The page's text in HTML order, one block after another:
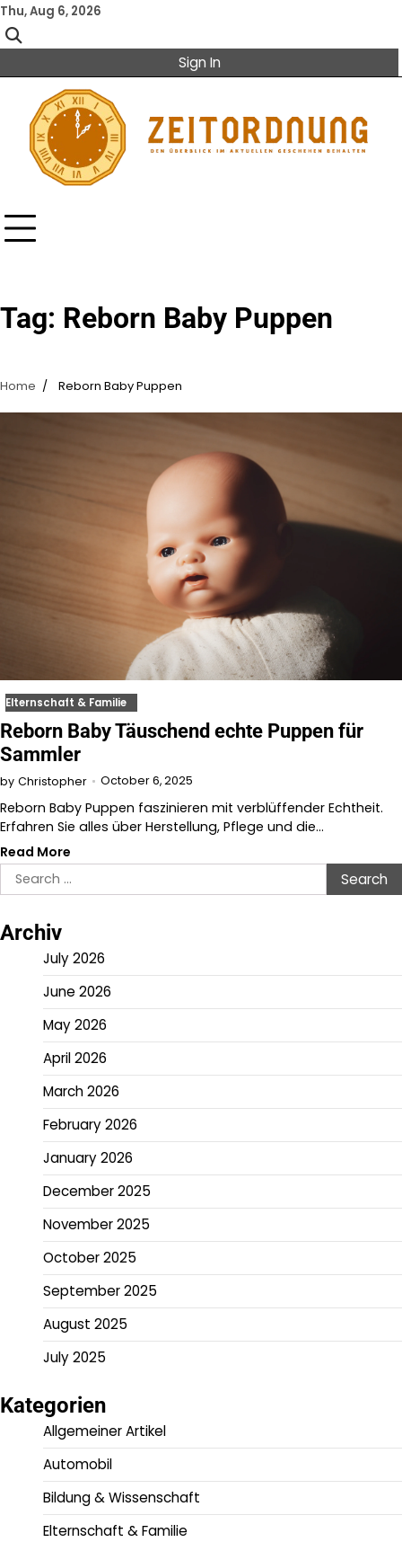
Skip
to
content
Thu, Aug 6, 2026
Sign In
Tag: Reborn Baby Puppen
Home Reborn Baby Puppen
Elternschaft & Familie
Reborn Baby Täuschend echte Puppen für
Sammler
by Christopher October 6, 2025
Reborn Baby Puppen faszinieren mit verblüffender Echtheit.
Erfahren Sie alles über Herstellung, Pflege und die…
Read More
Search
for:
Archiv
July 2026
June 2026
May 2026
April 2026
March 2026
February 2026
January 2026
December 2025
November 2025
October 2025
September 2025
August 2025
July 2025
Kategorien
Allgemeiner Artikel
Automobil
Bildung & Wissenschaft
Elternschaft & Familie